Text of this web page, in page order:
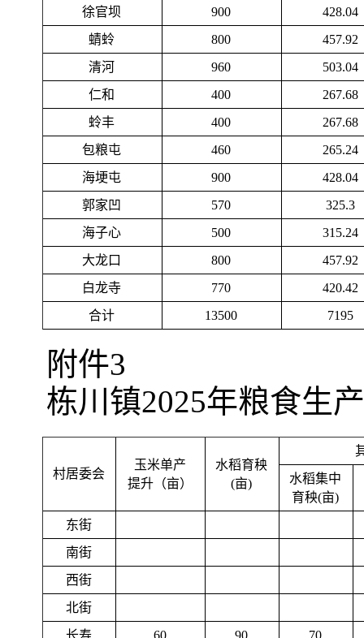
徐官坝
900
428.04
蜻蛉
800
457.92
清河
960
503.04
仁和
400
267.68
蛉丰
400
267.68
包粮屯
460
265.24
海埂屯
900
428.04
郭家凹
570
325.3
海子心
500
315.24
大龙口
800
457.92
白龙寺
770
420.42
合计
13500 7195
附件3
栋川镇2025年粮食生
村居委会
玉米单产
提升（亩）
水稻育秧
(亩)
水稻集中
育秧(亩)
东街
南街
西街
北街
长寿
60 90
70